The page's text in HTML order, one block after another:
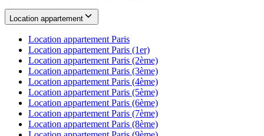
Location appartement
Location appartement Paris
Location appartement Paris (1er)
Location appartement Paris (2ème)
Location appartement Paris (3ème)
Location appartement Paris (4ème)
Location appartement Paris (5ème)
Location appartement Paris (6ème)
Location appartement Paris (7ème)
Location appartement Paris (8ème)